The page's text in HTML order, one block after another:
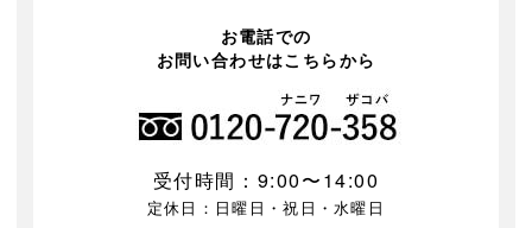
お電話での
お問い合わせはこちらから
受付時間：9:00〜14:00
定休日：日曜日・祝日・水曜日